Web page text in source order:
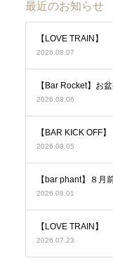
最近のお知らせ
【LOVE TRAIN】
2026.08.07
【Bar Rocket】お
2026.08.06
【BAR KICK OFF】
2026.08.05
【bar phant】８月
2026.08.01
【LOVE TRAIN】
2026.07.23